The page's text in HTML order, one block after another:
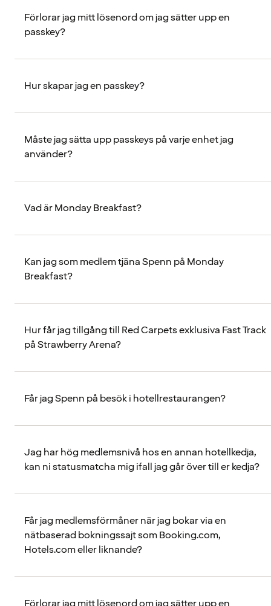
Förlorar jag mitt lösenord om jag sätter upp en
passkey?
Hur skapar jag en passkey?
Måste jag sätta upp passkeys på varje enhet jag
använder?
Vad är Monday Breakfast?
Kan jag som medlem tjäna Spenn på Monday
Breakfast?
Hur får jag tillgång till Red Carpets exklusiva Fast Track
på Strawberry Arena?
Får jag Spenn på besök i hotellrestaurangen?
Jag har hög medlemsnivå hos en annan hotellkedja,
kan ni statusmatcha mig ifall jag går över till er kedja?
Får jag medlemsförmåner när jag bokar via en
nätbaserad bokningssajt som Booking.com,
Hotels.com eller liknande?